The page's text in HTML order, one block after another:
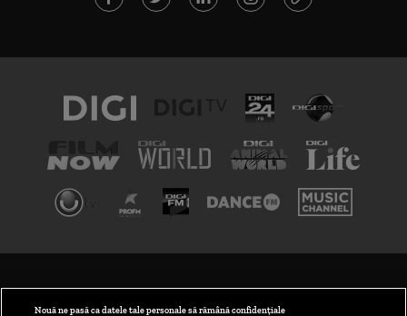
Nouă ne pasă ca datele tale personale să rămână confidențiale